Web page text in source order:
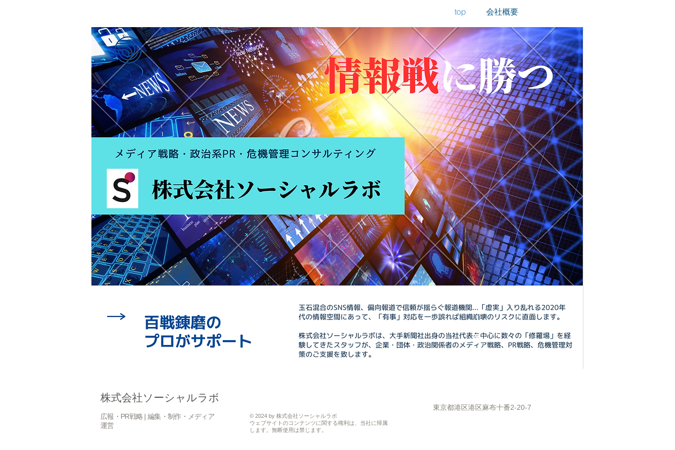
top 会社概要
株式会社ソーシャルラボ
広報・PR戦略 | 編集・制作・メディア
運営
© 2024 by 株式会社ソーシャルラボ
ウェブサイトのコンテンツに関する権利は、当社に帰属
します。無断使用は禁じます。
東京都港区港区麻布十番2-20-7